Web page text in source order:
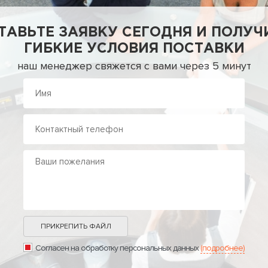
ЗАЯВКУ СЕГОДНЯ И
ГИБКИЕ УСЛОВИЯ ПОСТАВКИ
наш менеджер свяжется с вами через 5 минут
ПРИКРЕПИТЬ ФАЙЛ
Согласен на обработку персональных данных(подробнее)